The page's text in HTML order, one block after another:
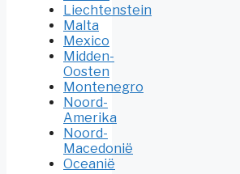
Liechtenstein
Malta
Mexico
Midden-
Oosten
Montenegro
Noord-
Amerika
Noord-
Macedonië
Oceanië